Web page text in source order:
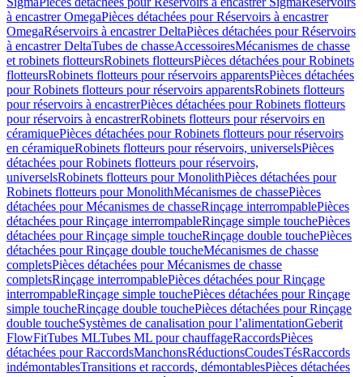
à encastrer OmegaPièces détachées pour Réservoirs à encastrer
OmegaRéservoirs à encastrer DeltaPièces détachées pour Réservoirs
à encastrer DeltaTubes de chasseAccessoiresMécanismes de chasse
et robinets flotteursRobinets flotteursPièces détachées pour Robinets
flotteursRobinets flotteurs pour réservoirs apparentsPièces détachées
pour Robinets flotteurs pour réservoirs apparentsRobinets flotteurs
pour réservoirs à encastrerPièces détachées pour Robinets flotteurs
pour réservoirs à encastrerRobinets flotteurs pour réservoirs en
céramiquePièces détachées pour Robinets flotteurs pour réservoirs
en céramiqueRobinets flotteurs pour réservoirs, universelsPièces
détachées pour Robinets flotteurs pour réservoirs,
universelsRobinets flotteurs pour MonolithPièces détachées pour
Robinets flotteurs pour MonolithMécanismes de chassePièces
détachées pour Mécanismes de chasseRinçage interrompablePièces
détachées pour Rinçage interrompableRinçage simple touchePièces
détachées pour Rinçage simple toucheRinçage double touchePièces
détachées pour Rinçage double toucheMécanismes de chasse
completsPièces détachées pour Mécanismes de chasse
completsRinçage interrompablePièces détachées pour Rinçage
interrompableRinçage simple touchePièces détachées pour Rinçage
simple toucheRinçage double touchePièces détachées pour Rinçage
double toucheSystèmes de canalisation pour l’alimentationGeberit
FlowFitTubes MLTubes ML pour chauffageRaccordsPièces
détachées pour RaccordsManchonsRéductionsCoudesTésRaccords
indémontablesTransitions et raccords, démontablesPièces détachées